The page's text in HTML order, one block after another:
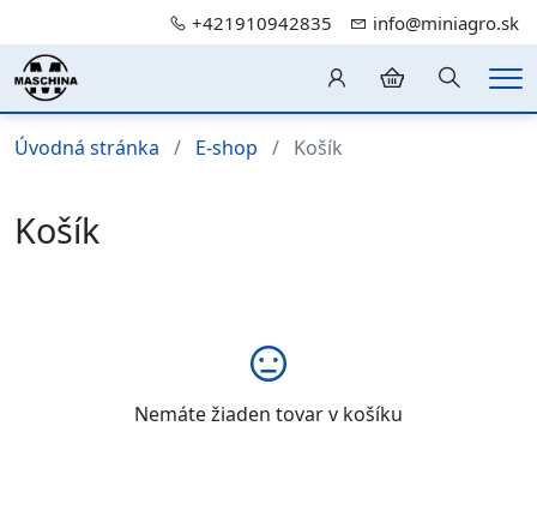
+421910942835 info@miniagro.sk
Hledání
Úvodná stránka E-shop Košík
Košík
Nemáte žiaden tovar v košíku